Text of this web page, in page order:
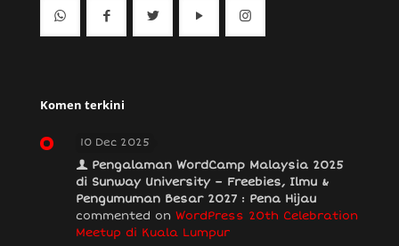
Komen terkini
10 Dec 2025
Pengalaman WordCamp Malaysia 2025
di Sunway University – Freebies, Ilmu &
Pengumuman Besar 2027 : Pena Hijau
commented on WordPress 20th Celebration
Meetup di Kuala Lumpur